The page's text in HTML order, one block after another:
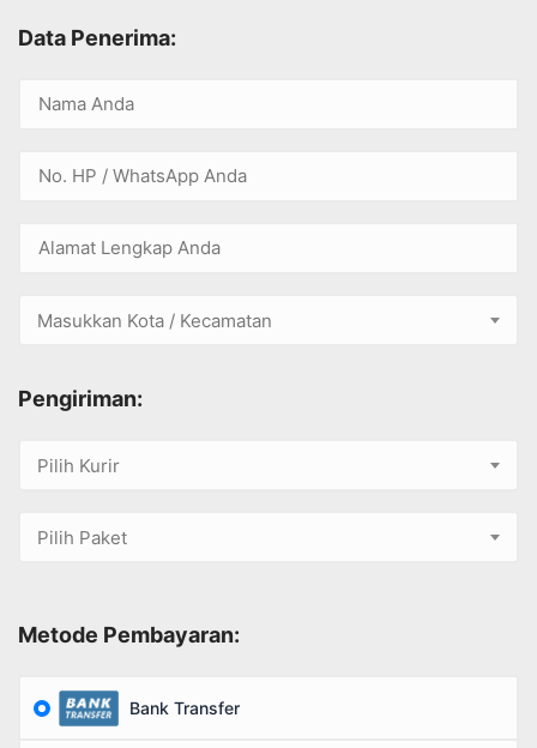
Data Penerima:
Masukkan Kota / Kecamatan
Pengiriman:
Pilih Kurir
Pilih Paket
Metode Pembayaran:
Bank Transfer